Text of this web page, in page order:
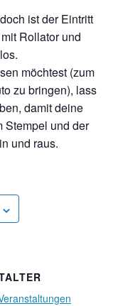
ist der Eintritt
Rollator und
möchtest (zum
zu bringen), lass
damit deine
Stempel und der
und raus.